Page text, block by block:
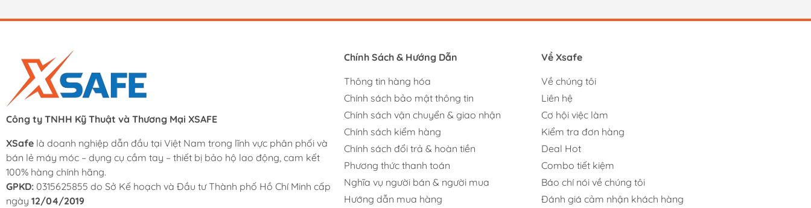
Công ty TNHH Kỹ Thuật và Thương Mại XSAFE
XSafe là doanh nghiệp dẫn đầu tại Việt Nam trong lĩnh vực phân phối và
bán lẻ máy móc – dụng cụ cầm tay – thiết bị bảo hộ lao động, cam kết
100% hàng chính hãng.
GPKD: 0315625855 do Sở Kế hoạch và Đầu tư Thành phố Hồ Chí Minh cấp
ngày 12/04/2019
Chính Sách & Hướng Dẫn
Thông tin hàng hóa
Chính sách bảo mật thông tin
Chính sách vận chuyển & giao nhận
Chính sách kiểm hàng
Chính sách đổi trả & hoàn tiền
Phương thức thanh toán
Nghĩa vụ người bán & người mua
Hướng dẫn mua hàng
Về Xsafe
Về chúng tôi
Liên hệ
Cơ hội việc làm
Kiểm tra đơn hàng
Deal Hot
Combo tiết kiệm
Báo chí nói về chúng tôi
Đánh giá cảm nhận khách hàng